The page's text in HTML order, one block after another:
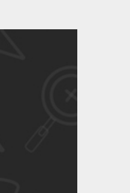
功备案
功备案